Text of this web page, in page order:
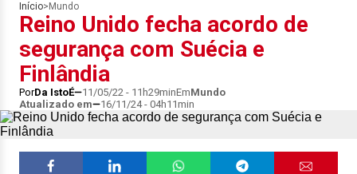
Início> Mundo
Reino Unido fecha acordo de
segurança com Suécia e
Finlândia
PorDa IstoÉ 11/05/22 - 11h29minEmMundo
Atualizado em
16/11/24 - 04h11min